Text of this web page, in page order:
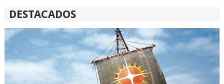
DESTACADOS